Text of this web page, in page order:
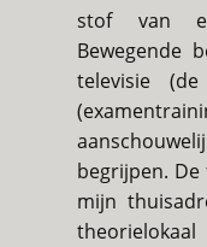
stof van
Bewegende
televisie
begrijpen.
mijn